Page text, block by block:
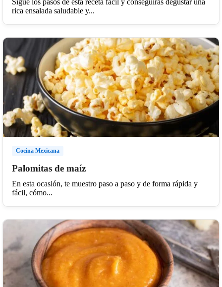
rica ensalada saludable y...
Cocina Mexicana
Palomitas de maíz
En esta ocasión, te muestro paso a paso y de forma rápida y
fácil, cómo...